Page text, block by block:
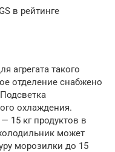
в рейтинге
агрегата такого
отделение снабжено
охлаждения.
15 кг продуктов в
может
морозилки до 15